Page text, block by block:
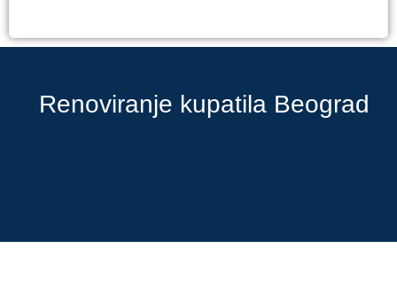
Renoviranje kupatila Beograd